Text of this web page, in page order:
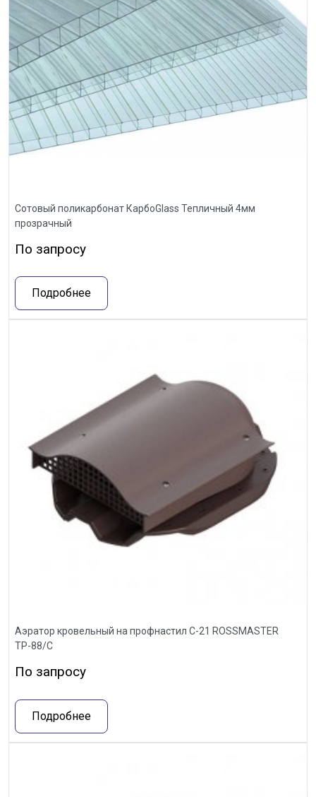
Сотовый поликарбонат КарбоGlass Тепличный 4мм
прозрачный
По запросу
Подробнее
Аэратор кровельный на профнастил С-21 ROSSMASTER
ТР-88/С
По запросу
Подробнее